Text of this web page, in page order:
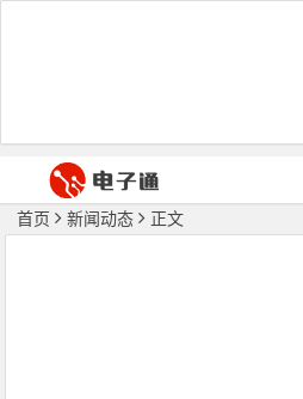
首页 新闻动态 正文